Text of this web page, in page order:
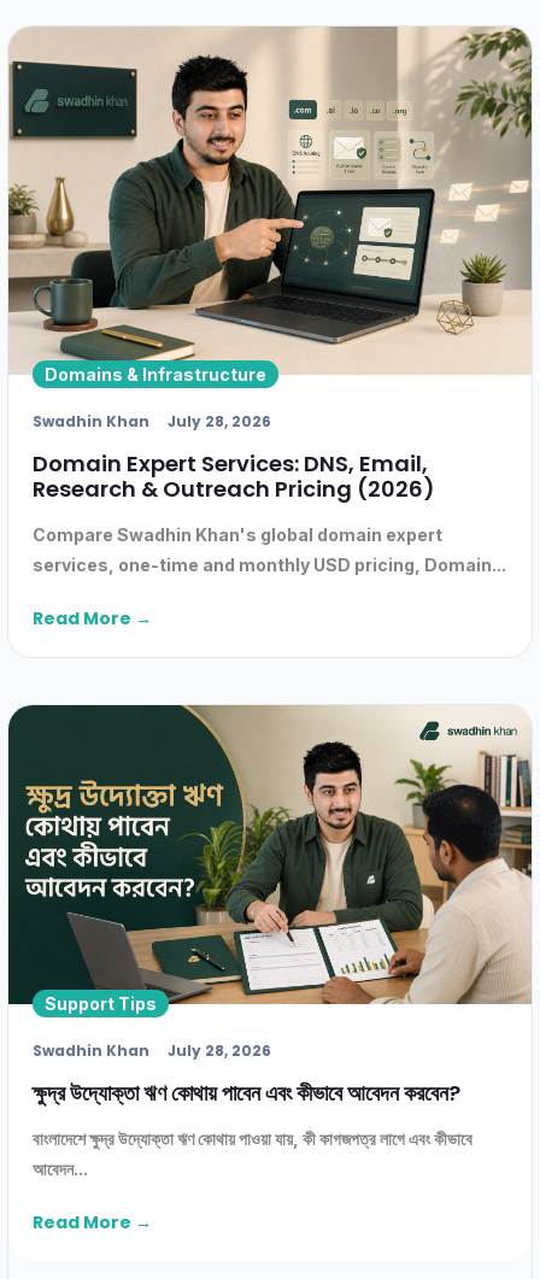
Domains & Infrastructure
Swadhin Khan July 28, 2026
Domain Expert Services: DNS, Email,
Research & Outreach Pricing (2026)
Compare Swadhin Khan's global domain expert
services, one-time and monthly USD pricing, Domain...
Read More →
Support Tips
Swadhin Khan July 28, 2026
ক্ষুদ্র উদ্যোক্তা ঋণ কোথায় পাবেন এবং কীভাবে আবেদন করবেন?
বাংলাদেশে ক্ষুদ্র উদ্যোক্তা ঋণ কোথায় পাওয়া যায়, কী কাগজপত্র লাগে এবং কীভাবে
আবেদন...
Read More →